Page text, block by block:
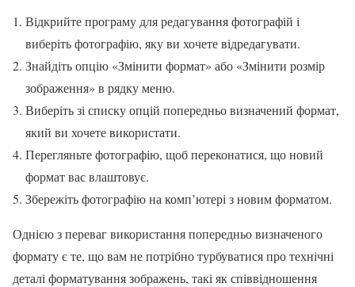
Відкрийте програму для редагування фотографій і
виберіть фотографію, яку ви хочете відредагувати.
Знайдіть опцію «Змінити формат» або «Змінити розмір
зображення» в рядку меню.
Виберіть зі списку опцій попередньо визначений формат,
який ви хочете використати.
Перегляньте фотографію, щоб переконатися, що новий
формат вас влаштовує.
Збережіть фотографію на комп’ютері з новим форматом.
Однією з переваг використання попередньо визначеного
формату є те, що вам не потрібно турбуватися про технічні
деталі форматування зображень, такі як співвідношення